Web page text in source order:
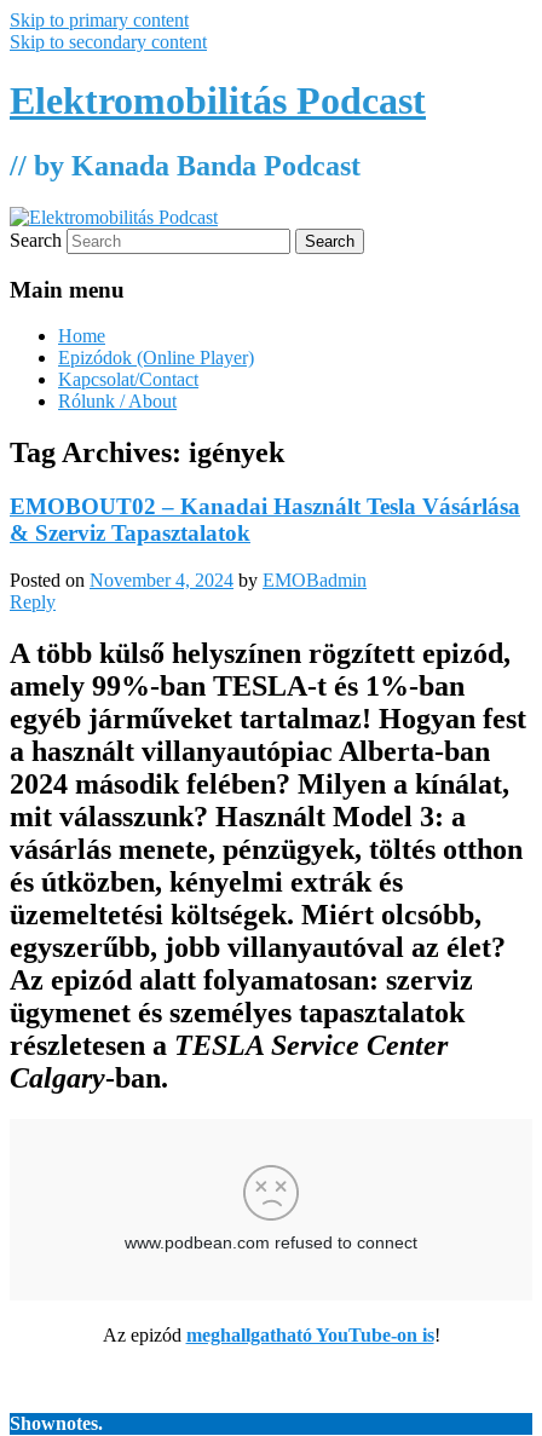
Skip to primary content
Skip to secondary content
Elektromobilitás Podcast
// by Kanada Banda Podcast
Search
Main menu
Home
Epizódok (Online Player)
Kapcsolat/Contact
Rólunk / About
Tag Archives: igények
EMOBOUT02 – Kanadai Használt Tesla Vásárlása
& Szerviz Tapasztalatok
Posted on November 4, 2024 by EMOBadmin
Reply
A több külső helyszínen rögzített epizód,
amely 99%-ban TESLA-t és 1%-ban
egyéb járműveket tartalmaz! Hogyan fest
a használt villanyautópiac Alberta-ban
2024 második felében? Milyen a kínálat,
mit válasszunk? Használt Model 3: a
vásárlás menete, pénzügyek, töltés otthon
és útközben, kényelmi extrák és
üzemeltetési költségek. Miért olcsóbb,
egyszerűbb, jobb villanyautóval az élet?
Az epizód alatt folyamatosan: szerviz
ügymenet és személyes tapasztalatok
részletesen a TESLA Service Center
Calgary-ban.
Az epizód meghallgatható YouTube-on is!
Shownotes.